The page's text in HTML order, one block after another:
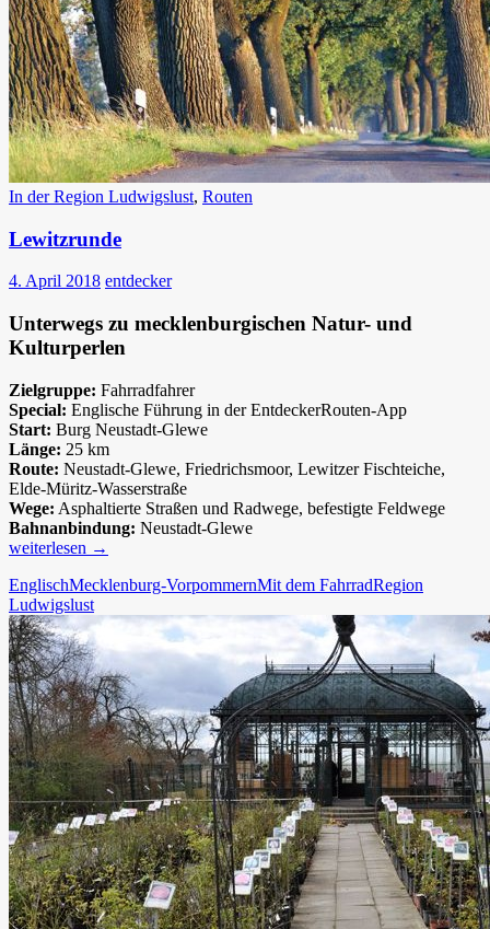
In der Region Ludwigslust, Routen
Lewitzrunde
4. April 2018 entdecker
Unterwegs zu mecklenburgischen Natur- und
Kulturperlen
Zielgruppe: Fahrradfahrer
Special: Englische Führung in der EntdeckerRouten-App
Start: Burg Neustadt-Glewe
Länge: 25 km
Route: Neustadt-Glewe, Friedrichsmoor, Lewitzer Fischteiche,
Elde-Müritz-Wasserstraße
Wege: Asphaltierte Straßen und Radwege, befestigte Feldwege
Bahnanbindung: Neustadt-Glewe
Lewitzrunde
weiterlesen →
EnglischMecklenburg-VorpommernMit dem FahrradRegion
Ludwigslust